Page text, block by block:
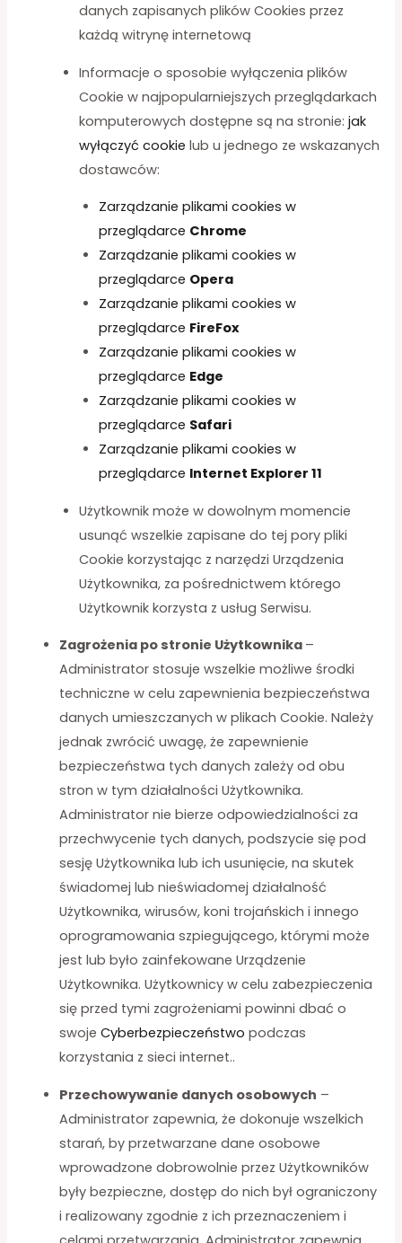
danych zapisanych plików Cookies przez
każdą witrynę internetową
Informacje o sposobie wyłączenia plików
Cookie w najpopularniejszych przeglądarkach
komputerowych dostępne są na stronie:jak
wyłączyć cookie lub u jednego ze wskazanych
dostawców:
Zarządzanie plikami cookies w
przeglądarce Chrome
Zarządzanie plikami cookies w
przeglądarce Opera
Zarządzanie plikami cookies w
przeglądarce FireFox
Zarządzanie plikami cookies w
przeglądarce Edge
Zarządzanie plikami cookies w
przeglądarce Safari
Zarządzanie plikami cookies w
przeglądarce Internet Explorer 11
Użytkownik może w dowolnym momencie
usunąć wszelkie zapisane do tej pory pliki
Cookie korzystając z narzędzi Urządzenia
Użytkownika, za pośrednictwem którego
Użytkownik korzysta z usług Serwisu.
Zagrożenia po stronie Użytkownika –
Administrator stosuje wszelkie możliwe środki
techniczne w celu zapewnienia bezpieczeństwa
danych umieszczanych w plikach Cookie. Należy
jednak zwrócić uwagę, że zapewnienie
bezpieczeństwa tych danych zależy od obu
stron w tym działalności Użytkownika.
Administrator nie bierze odpowiedzialności za
przechwycenie tych danych, podszycie się pod
sesję Użytkownika lub ich usunięcie, na skutek
świadomej lub nieświadomej działalność
Użytkownika, wirusów, koni trojańskich i innego
oprogramowania szpiegującego, którymi może
jest lub było zainfekowane Urządzenie
Użytkownika. Użytkownicy w celu zabezpieczenia
się przed tymi zagrożeniami powinni dbać o
swojeCyberbezpieczeństwo podczas
korzystania z sieci internet..
Przechowywanie danych osobowych –
Administrator zapewnia, że dokonuje wszelkich
starań, by przetwarzane dane osobowe
wprowadzone dobrowolnie przez Użytkowników
były bezpieczne, dostęp do nich był ograniczony
i realizowany zgodnie z ich przeznaczeniem i